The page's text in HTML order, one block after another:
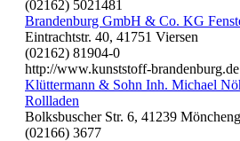
(02162) 5021481
Brandenburg GmbH & Co. KG
Eintrachtstr. 40, 41751 Viersen
(02162) 81904-0
http://www.kunststoff-brandenburg.de
Klüttermann & Sohn Inh. Michael
Rollladen
Bolksbuscher Str. 6, 41239
(02166) 3677